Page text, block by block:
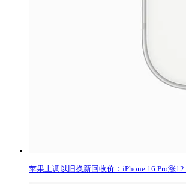
苹果上调以旧换新回收价：iPhone 16 Pro涨